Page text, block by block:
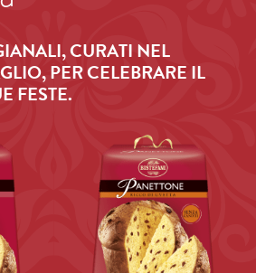
CURATI NEL
PER CELEBRARE IL
FESTE.